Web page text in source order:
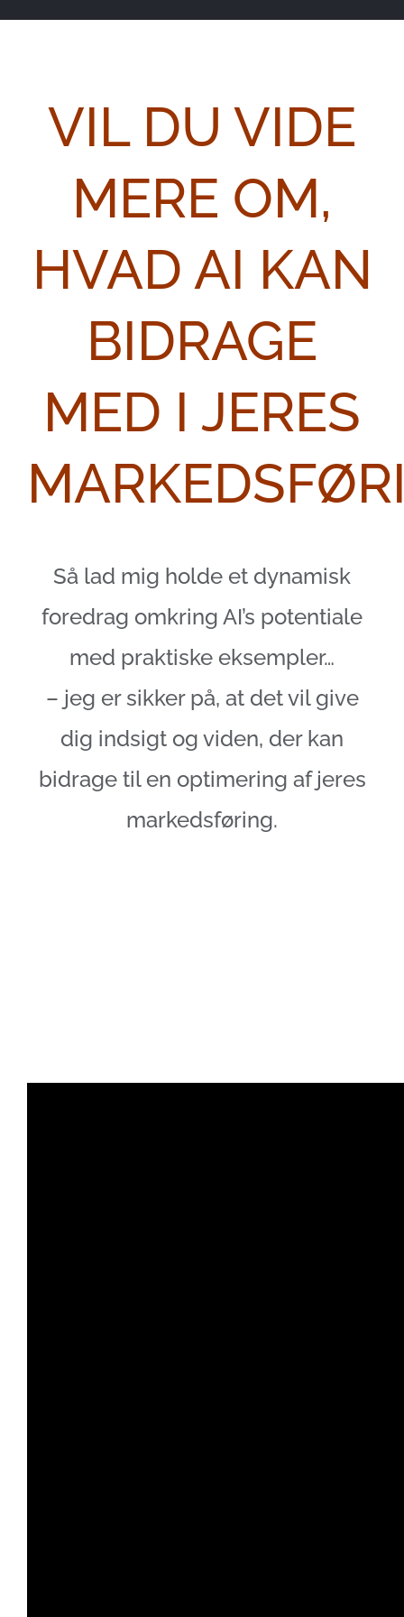
VIL DU VIDE
MERE OM,
HVAD AI KAN
BIDRAGE
MED I JERES
Så lad mig holde et dynamisk
foredrag omkring AI’s potentiale
med praktiske eksempler…
– jeg er sikker på, at det vil give
dig indsigt og viden, der kan
bidrage til en optimering af jeres
markedsføring.